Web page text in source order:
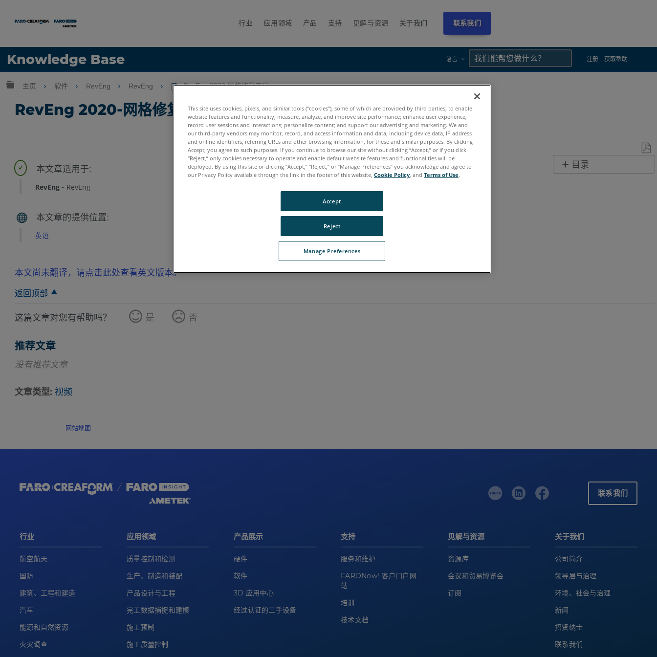
行业 应用领域 产品 支持 见解与资源 关于我们 联系我们
Knowledge Base 语言 注册 获取帮助
语言
扩展/隐缩全局层次
主页 软件 RevEng RevEng RevEng 2020-网格修复工具
RevEng 2020-网格修复工具
存
目录
RevEng RevEng
英语
本文尚未翻译，请点击此处查看英文版本。
返回顶部
这篇文章对您有帮助吗？ 是 否
推荐文章
没有推荐文章
文章类型 视频
网站地图
联系我们
行业
航空航天
国防
建筑、工程和建造
汽车
能源和自然资源
火灾调查
应用领域
质量控制和检测
生产、制造和装配
产品设计与工程
完工数据捕捉和建模
施工预制
施工质量控制
产品展示
硬件
软件
3D 应用中心
经过认证的二手设备
支持
服务和维护
FARONow! 客户门户网
站
培训
技术文档
见解与资源
资源库
会议和贸易博览会
订阅
关于我们
公司简介
领导层与治理
环境、社会与治理
新闻
招贤纳士
联系我们
This site uses cookies, pixels, and similar tools (“cookies”), some of which are provided by third parties, to enable
website features and functionality; measure, analyze, and improve site performance; enhance user experience;
record user sessions and interactions; personalize content; and support our advertising and marketing. We and
our third-party vendors may monitor, record, and access information and data, including device data, IP address
and online identifiers, referring URLs and other browsing information, for these and similar purposes. By clicking
Accept, you agree to such purposes. If you continue to browse our site without clicking “Accept,” or if you click
“Reject,” only cookies necessary to operate and enable default website features and functionalities will be
deployed. By using this site or clicking “Accept,” “Reject,” or “Manage Preferences” you acknowledge and agree to
our Privacy Policy available through the link in the footer of this website, Cookie Policy, and Terms of Use.
Manage Preferences
Reject
Accept